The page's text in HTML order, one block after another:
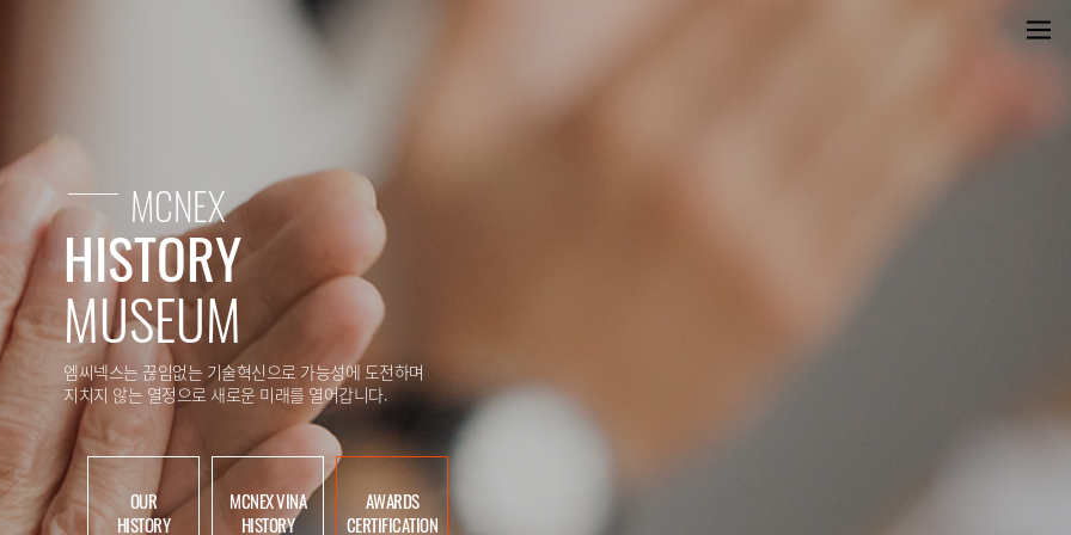
MCNEX
HISTORY
MUSEUM
엠씨넥스는 끊임없는 기술혁신으로 가능성에 도전하며
지치지 않는 열정으로 새로운 미래를 열어갑니다.
OUR
HISTORY
MCNEX VINA
HISTORY
AWARDS
CERTIFICATION